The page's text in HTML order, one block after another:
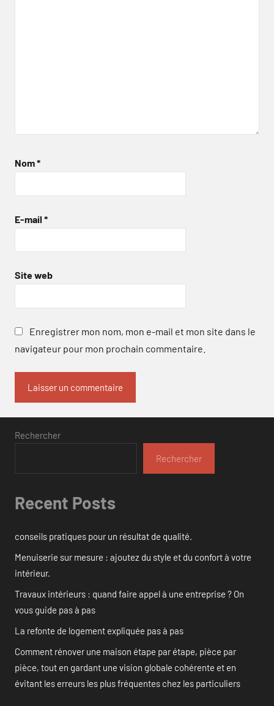
Nom*
E-mail *
Site web
Enregistrer mon nom, mon e-mail et mon site dans le
navigateur pour mon prochain commentaire.
Rechercher
Rechercher
Recent Posts
conseils pratiques pour un résultat de qualité.
Menuiserie sur mesure : ajoutez du style et du confort à votre
intérieur.
Travaux intérieurs : quand faire appel à une entreprise ? On
vous guide pas à pas
La refonte de logement expliquée pas à pas
Comment rénover une maison étape par étape, pièce par
pièce, tout en gardant une vision globale cohérente et en
évitant les erreurs les plus fréquentes chez les particuliers